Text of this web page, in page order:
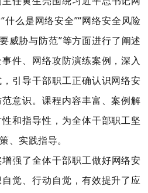
么是网络安全”“网络安全风险
威胁与防范”等方面进行了阐述
件、网络攻防演练案例，深入
引导干部职工正确认识网络安
意识。课程内容丰富、案例解
和指导性，为全体干部职工坚
、实践指导。
强了全体干部职工做好网络安
觉、行动自觉，有效提升了应